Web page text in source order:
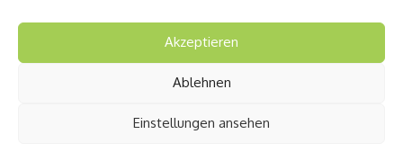
Akzeptieren
Ablehnen
Einstellungen ansehen